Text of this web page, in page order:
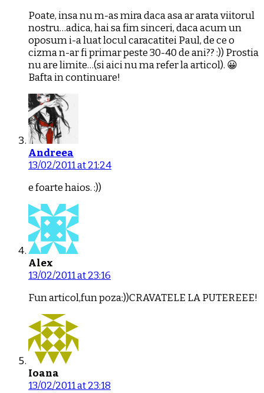
Poate, insa nu m-as mira daca asa ar arata viitorul
nostru…adica, hai sa fim sinceri, daca acum un
oposum i-a luat locul caracatitei Paul, de ce o
cizma n-ar fi primar peste 30-40 de ani?? :)) Prostia
nu are limite…(si aici nu ma refer la articol). 😀
Bafta in continuare!
Andreea
13/02/2011 at 21:24
e foarte haios. :))
Alex
13/02/2011 at 23:16
Fun articol,fun poza:))CRAVATELE LA PUTEREEE!
Ioana
13/02/2011 at 23:18